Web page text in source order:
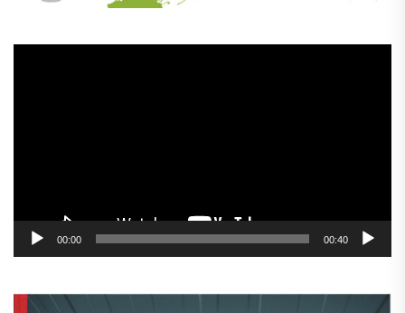
00:00 00:40